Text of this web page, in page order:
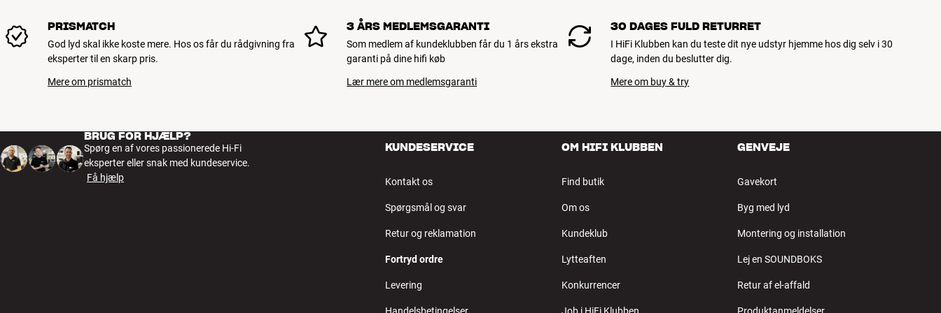
PRISMATCH
God lyd skal ikke koste mere. Hos os får du rådgivning fra
eksperter til en skarp pris.
Mere om prismatch
3 ÅRS MEDLEMSGARANTI
Som medlem af kundeklubben får du 1 års ekstra
garanti på dine hifi køb
Lær mere om medlemsgaranti
30 DAGES FULD RETURRET
I HiFi Klubben kan du teste dit nye udstyr hjemme hos dig selv i 30
dage, inden du beslutter dig.
Mere om buy & try
BRUG FOR HJÆLP?
Spørg en af vores passionerede Hi-Fi
eksperter eller snak med kundeservice.
Få hjælp
KUNDESERVICE
Kontakt os
Spørgsmål og svar
Retur og reklamation
Fortryd ordre
Levering
OM HIFI KLUBBEN
Find butik
Om os
Kundeklub
Lytteaften
Konkurrencer
GENVEJE
Gavekort
Byg med lyd
Montering og installation
Lej en SOUNDBOKS
Retur af el-affald